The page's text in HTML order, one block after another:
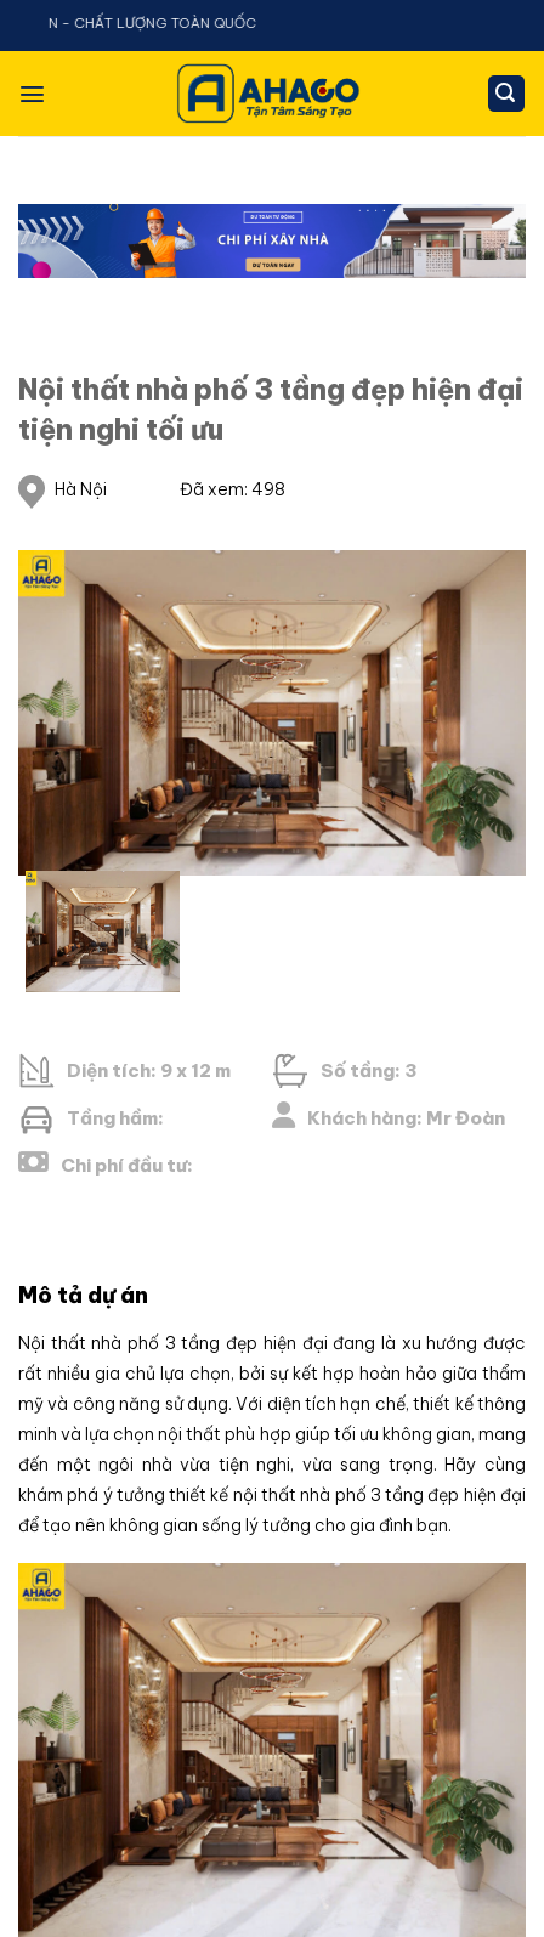
Chuyển
dung
TOÀN QUỐC
Nội thất nhà phố 3 tầng đẹp hiện đại
tiện nghi tối ưu
Hà Nội Đã xem: 498
Diện tích: 9 x 12 m Số tầng: 3
Tầng hầm: Khách hàng: Mr Đoàn
Chi phí đầu tư:
Mô tả dự án
Nội thất nhà phố 3 tầng đẹp hiện đại đang là xu hướng được
rất nhiều gia chủ lựa chọn, bởi sự kết hợp hoàn hảo giữa thẩm
mỹ và công năng sử dụng. Với diện tích hạn chế, thiết kế thông
minh và lựa chọn nội thất phù hợp giúp tối ưu không gian, mang
đến một ngôi nhà vừa tiện nghi, vừa sang trọng. Hãy cùng
khám phá ý tưởng thiết kế nội thất nhà phố 3 tầng đẹp hiện đại
để tạo nên không gian sống lý tưởng cho gia đình bạn.